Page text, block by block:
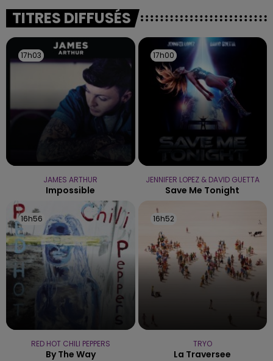
fermer ses portes.
TITRES DIFFUSÉS
17h03
17h03
JAMES ARTHUR
Impossible
17h00
17h00
JENNIFER LOPEZ & DAVID GUETTA
Save Me Tonight
16h56
16h56
RED HOT CHILI PEPPERS
By The Way
16h52
16h52
TRYO
La Traversee